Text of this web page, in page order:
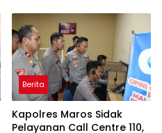
Panggung Penghargaan
bagi Pelayan Publik
Berprestasi
Berita
Kapolres Maros Sidak
Pelayanan Call Centre 110,